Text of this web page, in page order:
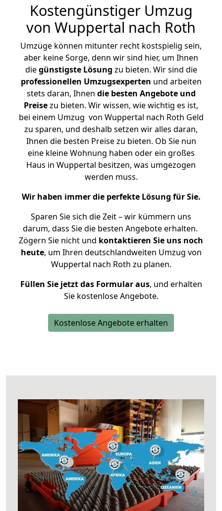
Kostengünstiger Umzug
von Wuppertal nach Roth
Umzüge können mitunter recht kostspielig sein,
aber keine Sorge, denn wir sind hier, um Ihnen
diegünstigste Lösung zu bieten. Wir sind die
professionellen Umzugsexperten und arbeiten
stets daran, Ihnen die besten Angebote und
Preisezu bieten. Wir wissen, wie wichtig es ist,
bei einem Umzug von Wuppertal nach Roth Geld
zu sparen, und deshalb setzen wir alles daran,
Ihnen die besten Preise zu bieten. Ob Sie nun
eine kleine Wohnung haben oder ein großes
Haus in Wuppertal besitzen, was umgezogen
werden muss.
Wir haben immer die perfekte Lösung für Sie.
Sparen Sie sich die Zeit – wir kümmern uns
darum, dass Sie die besten Angebote erhalten.
Zögern Sie nicht und kontaktieren Sie uns noch
heute, um Ihren deutschlandweiten Umzug von
Wuppertal nach Roth zu planen.
Füllen Sie jetzt das Formular aus, und erhalten
Sie kostenlose Angebote.
Kostenlose Angebote erhalten